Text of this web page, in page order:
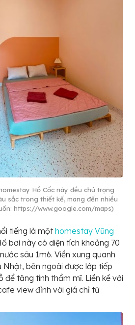
Hồ Cốc này đều chú trọng
sắc trong thiết kế, mang đến nhiều
https://www.google.com/maps)
tiếng là mộthomestay Vũng
bơi này có diện tích khoảng 70
sâu 1m6. Viền xung quanh
Nhật, bên ngoài được lớp tiếp
để tăng tính thẩm mĩ. Liền kề với
view đỉnh với giá chỉ từ